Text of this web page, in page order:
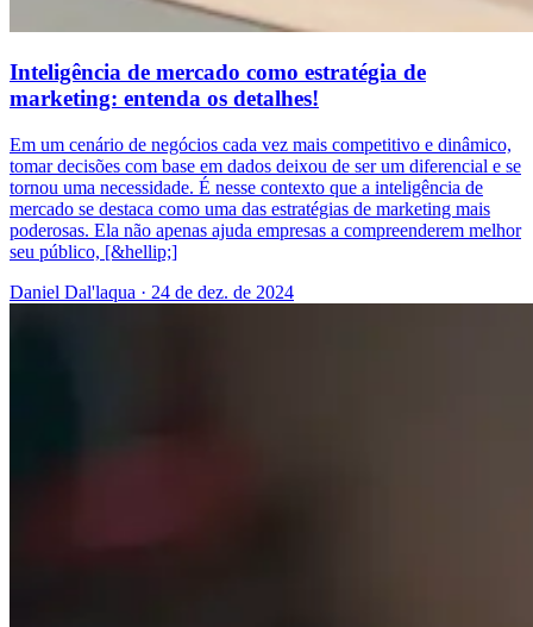
Inteligência de mercado como estratégia de
marketing: entenda os detalhes!
Em um cenário de negócios cada vez mais competitivo e dinâmico,
tomar decisões com base em dados deixou de ser um diferencial e se
tornou uma necessidade. É nesse contexto que a inteligência de
mercado se destaca como uma das estratégias de marketing mais
poderosas. Ela não apenas ajuda empresas a compreenderem melhor
seu público, [&hellip;]
Daniel Dal'laqua · 24 de dez. de 2024